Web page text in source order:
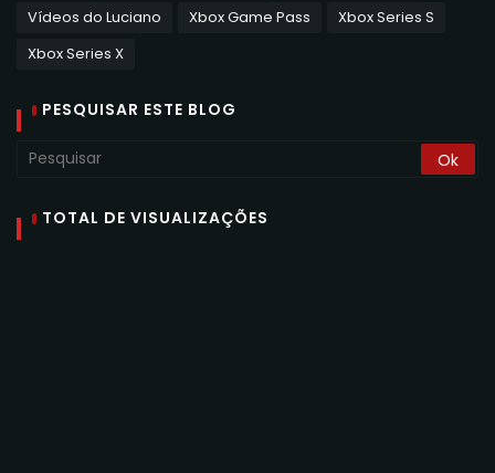
Vídeos do Luciano
Xbox Game Pass
Xbox Series S
Xbox Series X
PESQUISAR ESTE BLOG
TOTAL DE VISUALIZAÇÕES